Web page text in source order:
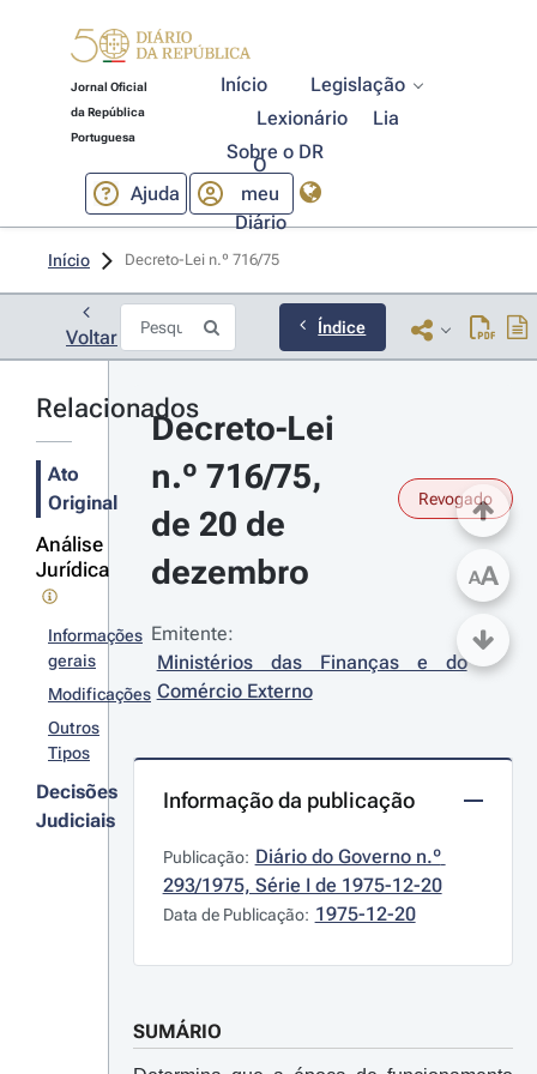
Jornal Oficial
da República
Portuguesa
Início
Legislação
Lexionário
Lia
Sobre o DR
Ajuda
O
meu
Diário
Início Decreto-Lei n.º 716/75
Voltar Índice
Relacionados
Ato
Original
Análise
Jurídica
Informações
gerais
Modificações
Outros
Tipos
Decisões
Judiciais
Decreto-Lei
n.º 716/75,
de 20 de
dezembro
Revogado
Emitente:
Ministérios das Finanças e do
Comércio Externo
Informação da publicação
Publicação: Diário do Governo n.º
293/1975, Série I de 1975-12-20
Data de Publicação: 1975-12-20
SUMÁRIO
AA